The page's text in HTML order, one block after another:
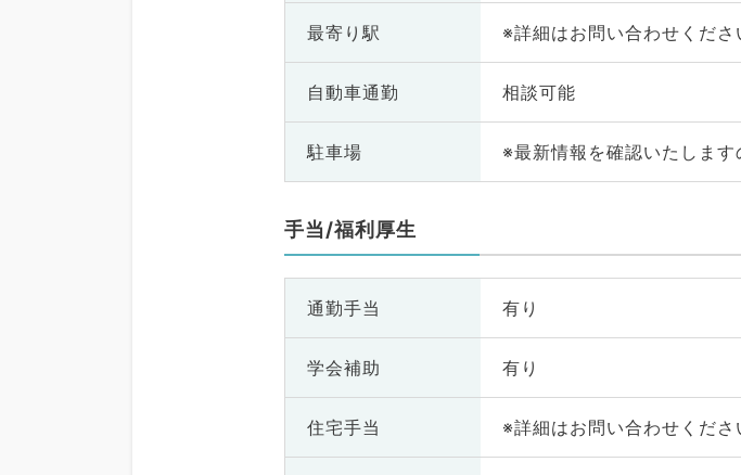
最寄り駅 ※詳細はお問い合わせくださ
自動車通勤 相談可能
駐車場 ※最新情報を確認いたしま
手当/福利厚生
通勤手当 有り
学会補助 有り
住宅手当 ※詳細はお問い合わせくださ